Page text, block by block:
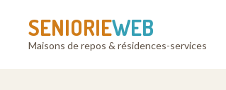
SENIORIEWEB
Maisons de repos & résidences-services